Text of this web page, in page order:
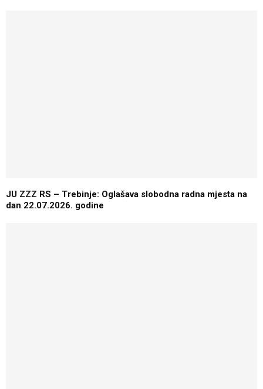
JU ZZZ RS – Trebinje: Oglašava slobodna radna mjesta na
dan 22.07.2026. godine